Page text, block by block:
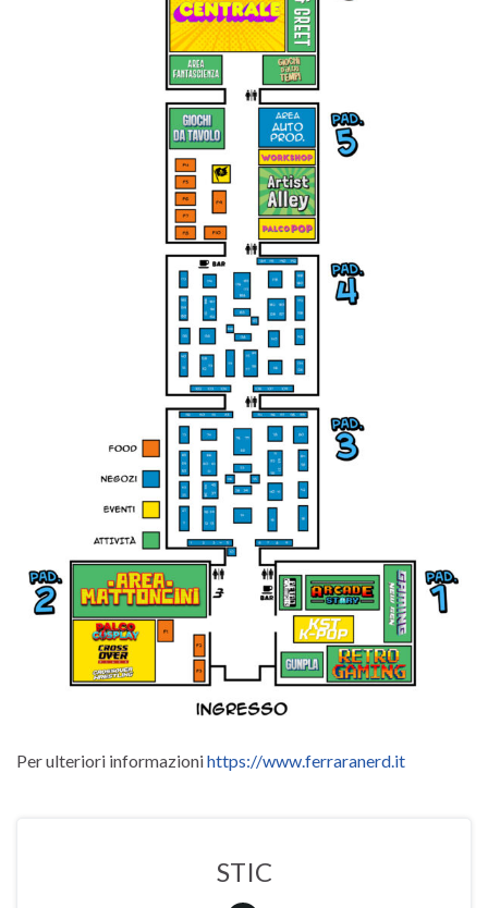
Per ulteriori informazionihttps://www.ferraranerd.it
STIC